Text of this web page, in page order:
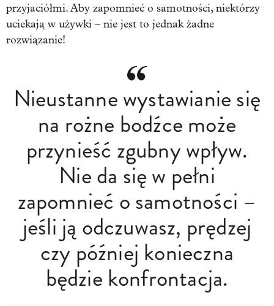
przyjaciółmi. Aby zapomnieć o samotności, niektórzy
uciekają w używki – nie jest to jednak żadne
rozwiązanie!
Nieustanne wystawianie się
na rożne bodźce może
przynieść zgubny wpływ.
Nie da się w pełni
zapomnieć o samotności –
jeśli ją odczuwasz, prędzej
czy później konieczna
będzie konfrontacja.